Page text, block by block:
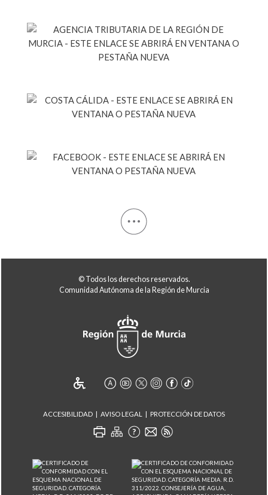
© Todos los derechos reservados.
Comunidad Autónoma de la Región de Murcia
ACCESIBILIDAD AVISO LEGAL PROTECCIÓN DE DATOS